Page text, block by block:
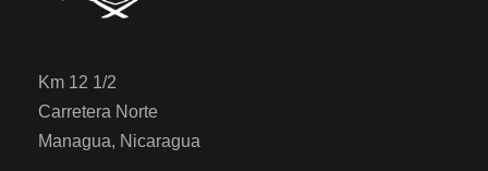
Km 12 1/2
Carretera Norte
Managua, Nicaragua